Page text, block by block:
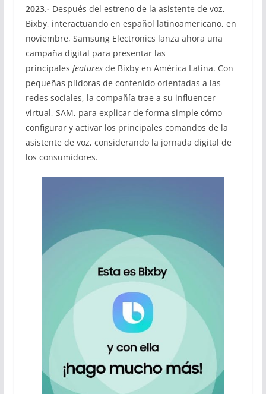
2023.- Después del estreno de la asistente de voz,
Bixby, interactuando en español latinoamericano, en
noviembre, Samsung Electronics lanza ahora una
campaña digital para presentar las
principales featuresde Bixby en América Latina. Con
pequeñas píldoras de contenido orientadas a las
redes sociales, la compañía trae a su influencer
virtual, SAM, para explicar de forma simple cómo
configurar y activar los principales comandos de la
asistente de voz, considerando la jornada digital de
los consumidores.